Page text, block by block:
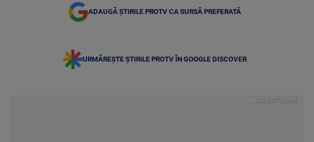
ADAUGĂ ȘTIRILE PROTV CA SURSĂ PREFERATĂ
URMĂREȘTE ȘTIRILE PROTV ÎN GOOGLE DISCOVER